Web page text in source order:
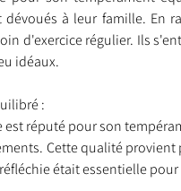
à leur famille. En
d'exercice régulier. Ils
idéaux.
:
est réputé pour son
Cette qualité
était essentielle